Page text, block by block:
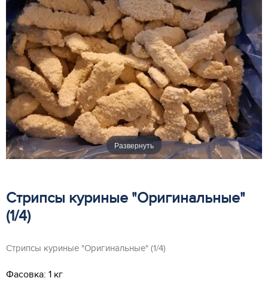
Развернуть
Стрипсы куриные "Оригинальные"
(1/4)
Стрипсы куриные "Оригинальные" (1/4)
Фасовка: 1 кг